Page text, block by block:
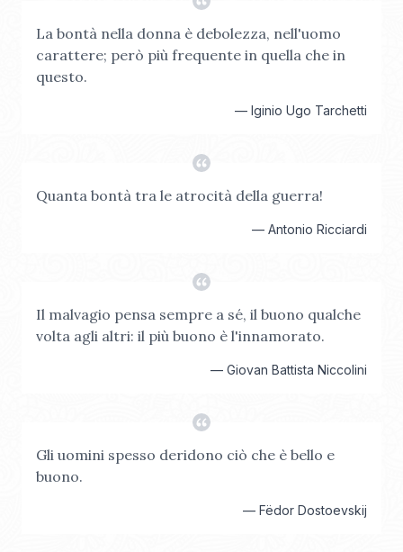
La bontà nella donna è debolezza, nell'uomo
carattere; però più frequente in quella che in
questo.
— Iginio Ugo Tarchetti
Quanta bontà tra le atrocità della guerra!
— Antonio Ricciardi
Il malvagio pensa sempre a sé, il buono qualche
volta agli altri: il più buono è l'innamorato.
— Giovan Battista Niccolini
Gli uomini spesso deridono ciò che è bello e
buono.
— Fëdor Dostoevskij